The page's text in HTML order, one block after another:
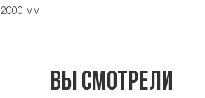
2000 мм
Вы смотрели